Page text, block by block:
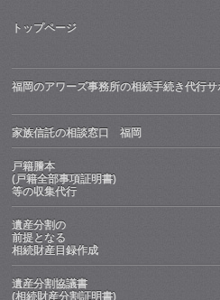
トップページ
福岡のアワーズ事務所の相続手続き代行サ
家族信託の相談窓口 福岡
戸籍謄本
(戸籍全部事項証明書)
等の収集代行
遺産分割の
前提となる
相続財産目録作成
遺産分割協議書
(相続財産分割証明書)